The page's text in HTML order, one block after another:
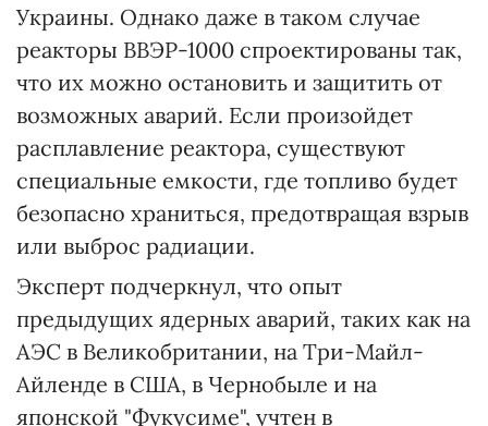
Украины. Однако даже в таком случае
реакторы ВВЭР-1000 спроектированы так,
что их можно остановить и защитить от
возможных аварий. Если произойдет
расплавление реактора, существуют
специальные емкости, где топливо будет
безопасно храниться, предотвращая взрыв
или выброс радиации.
Эксперт подчеркнул, что опыт
предыдущих ядерных аварий, таких как на
АЭС в Великобритании, на Три-Майл-
Айленде в США, в Чернобыле и на
японской "Фукусиме", учтен в